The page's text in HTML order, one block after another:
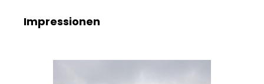
Impressionen